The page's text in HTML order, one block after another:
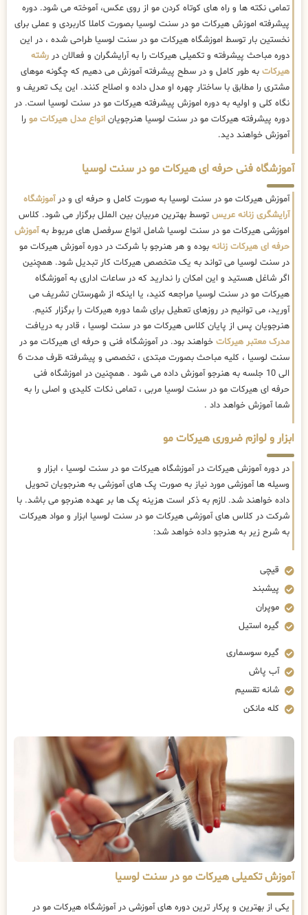
تمامی نکته ها و راه های کوتاه کردن مو از روی عکس، آموخته می شود. دوره
پیشرفته اموزش هیرکات مو در سنت لوسیا بصورت کاملا کاربردی و عملی برای
نخستین بار توسط اموزشگاه هیرکات مو در سنت لوسیا طراحی شده ، در این
دوره مباحث پیشرفته و تکمیلی هیرکات را به آرایشگران و فعالان در رشته
هیرکات به طور کامل و در سطح پیشرفته آموزش می دهیم که چگونه موهای
مشتری را مطابق با ساختار چهره او مدل داده و اصلاح کنند. این یک تعریف و
نگاه کلی و اولیه به دوره اموزش پیشرفته هیرکات مو در سنت لوسیا است. در
دوره پیشرفته هیرکات مو در سنت لوسیا هنرجویان انواع مدل هیرکات مو را
آموزش خواهند دید.
آموزشگاه فنی حرفه ای هیرکات مو در سنت لوسیا
آموزش هیرکات مو در سنت لوسیا به صورت کامل و حرفه ای و درآموزشگاه
آرایشگری زنانه عریس توسط بهترین مربیان بین الملل برگزار می شود. کلاس
اموزشی هیرکات مو در سنت لوسیا شامل انواع سرفصل های مربوط بهآموزش
حرفه ای هیرکات زنانه بوده و هر هنرجو با شرکت در دوره آموزش هیرکات مو
در سنت لوسیا می تواند به یک متخصص هیرکات کار تبدیل شود. همچنین
اگر شاغل هستید و این امکان را ندارید که در ساعات اداری به آموزشگاه
هیرکات مو در سنت لوسیا مراجعه کنید، یا اینکه از شهرستان تشریف می
آورید، می توانیم در روزهای تعطیل برای شما دوره هیرکات را برگزار کنیم.
هنرجویان پس از پایان کلاس هیرکات مو در سنت لوسیا ، قادر به دریافت
مدرک معتبر هیرکات خواهند بود. در آموزشگاه فنی و حرفه ای هیرکات مو در
سنت لوسیا ، کلیه مباحث بصورت مبتدی ، تخصصی و پیشرفته ظرف مدت 6
الی 10 جلسه به هنرجو آموزش داده می شود . همچنین در اموزشگاه فنی
حرفه ای هیرکات مو در سنت لوسیا مربی ، تمامی نکات کلیدی و اصلی را به
شما آموزش خواهد داد .
ابزار و لوازم ضروری هیرکات مو
در دوره آموزش هیرکات در آموزشگاه هیرکات مو در سنت لوسیا ، ابزار و
وسیله ها آموزشی مورد نیاز به صورت پک های آموزشی به هنرجویان تحویل
داده خواهند شد. لازم به ذکر است هزینه پک ها بر عهده هنرجو می باشد. با
شرکت در کلاس های آموزشی هیرکات مو در سنت لوسیا ابزار و مواد هیرکات
به شرح زیر به هنرجو داده خواهد شد:
قیچی
پیشبند
موپران
گیره استیل
گیره سوسماری
آب پاش
شانه تقسیم
کله مانکن
آموزش تکمیلی هیرکات مو در سنت لوسیا
یکی از بهترین و پرکار ترین دوره های آموزشی در آموزشگاه هیرکات مو در